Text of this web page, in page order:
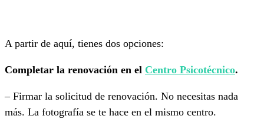
A partir de aquí, tienes dos opciones:
Completar la renovación en el Centro Psicotécnico.
– Firmar la solicitud de renovación. No necesitas nada
más. La fotografía se te hace en el mismo centro.